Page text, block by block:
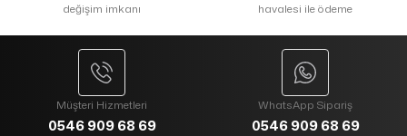
değişim imkanı
havalesi ile ödeme
Müşteri Hizmetleri
0546 909 68 69
WhatsApp Sipariş
0546 909 68 69